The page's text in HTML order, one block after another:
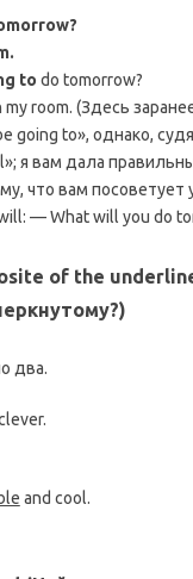
to do tomorrow?
my room. (Здесь
going to», однако,
я вам дала
что вам
— What will you do
of the
два.
and cool.